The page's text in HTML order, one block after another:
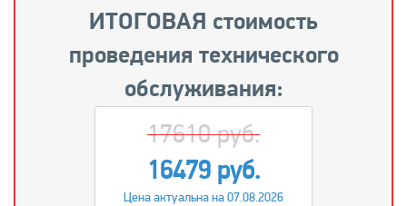
ИТОГОВАЯ стоимость
проведения технического
обслуживания:
17610 руб.
16479 руб.
Цена актуальна на 07.08.2026